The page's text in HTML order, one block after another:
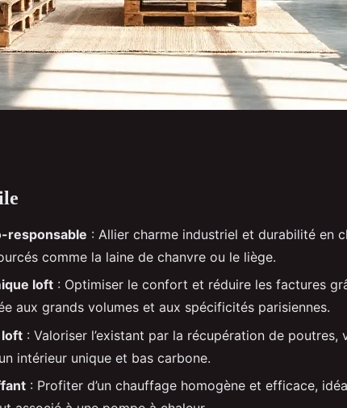
éco-
loft parisien
responsable : Allier charme industriel et durabilité en
comme la laine de chanvre ou le liège.
loft : Optimiser le confort et réduire les factures
aux grands volumes et aux spécificités parisiennes.
loft : Valoriser l’existant par la récupération de poutres,
intérieur unique et bas carbone.
: Profiter d’un chauffage homogène et efficace,